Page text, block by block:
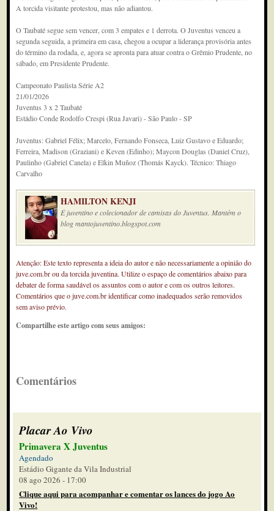
A torcida visitante protestou, mas não adiantou.
O Taubaté segue sem vencer, com 3 empates e 1 derrota. O Juventus venceu a
segunda seguida, a primeira em casa, chegou a ocupar a liderança provisória antes
do término da rodada, e, agora se apronta para atuar contra o Grêmio Prudente, no
sábado, em Presidente Prudente.
Campeonato Paulista Série A2
21/01/2026
Juventus 3 x 2 Taubaté
Estádio Conde Rodolfo Crespi (Rua Javari) - São Paulo - SP
Juventus: Gabriel Félix; Marcelo, Fernando Fonseca, Luiz Gustavo e Eduardo;
Ferreira, Madison (Graziani) e Keven (Edinho); Maycon Douglas (Daniel Cruz),
Paulinho (Gabriel Canela) e Elkin Muñoz (Thomás Kayck). Técnico: Thiago
Carvalho
HAMILTON KENJI
É juventino e colecionador de camisas do Juventus. Mantém o
blog mantojuventino.blogspot.com
Atenção: Este texto representa a ideia do autor e não necessariamente a opinião do
juve.com.br ou da torcida juventina. Utilize o espaço de comentários abaixo para
debater de forma saudável os assuntos com o autor e com os outros leitores.
Comentários que o juve.com.br identificar como inadequados serão removidos
sem aviso prévio.
Compartilhe este artigo com seus amigos:
Comentários
Placar Ao Vivo
Primavera X Juventus
Agendado
Estádio Gigante da Vila Industrial
08 ago 2026 - 17:00
Clique aqui para acompanhar e comentar os lances do jogo Ao
Vivo!